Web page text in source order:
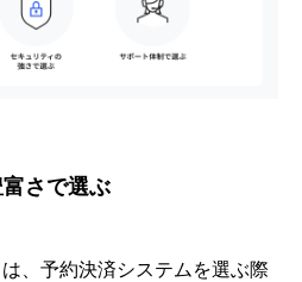
さで選ぶ
、予約決済システムを選ぶ際